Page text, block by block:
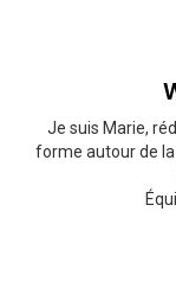
Je suis Marie,
forme autour de la